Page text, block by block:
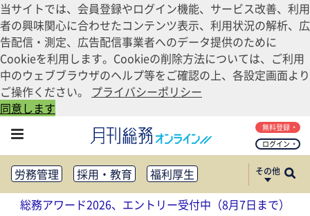
当サイトでは、会員登録やログイン機能、サービス改善、利用
者の興味関心に合わせたコンテンツ表示、利用状況の解析、広
告配信・測定、広告配信事業者へのデータ提供のために
Cookieを利用します。Cookieの削除方法については、ご利用
中のウェブブラウザのヘルプ等をご確認の上、各設定画面より
ご操作ください。 プライバシーポリシー
同意します
ログイン
無料登録
労務管理 採用・教育
福利厚生
健康経営
働き方改革
法務・コンプライアンス
その他
総務アワード2026、エントリー受付中（8月7日まで）